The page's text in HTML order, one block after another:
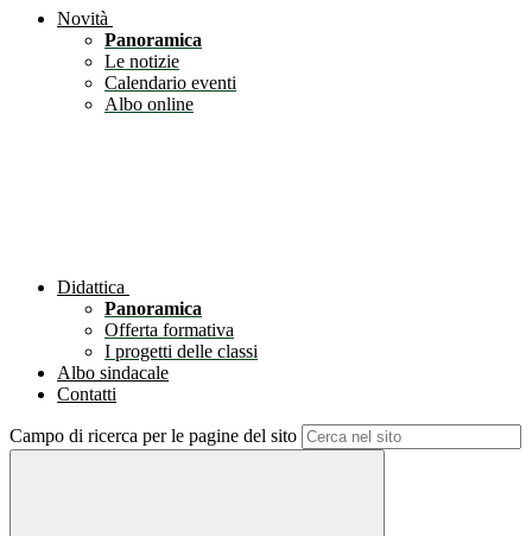
Novità
Panoramica
Le notizie
Calendario eventi
Albo online
Didattica
Panoramica
Offerta formativa
I progetti delle classi
Albo sindacale
Contatti
Campo di ricerca per le pagine del sito